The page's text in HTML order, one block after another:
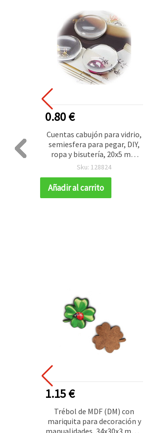
0.80 €
Cuentas cabujón para vidrio,
semiesfera para pegar, DIY,
ropa y bisutería, 20x5 mm
transparente - 10 piezas
Sku: 128824
Añadir al carrito
1.15 €
Trébol de MDF (DM) con
mariquita para decoración y
manualidades, 34x30x3 mm -